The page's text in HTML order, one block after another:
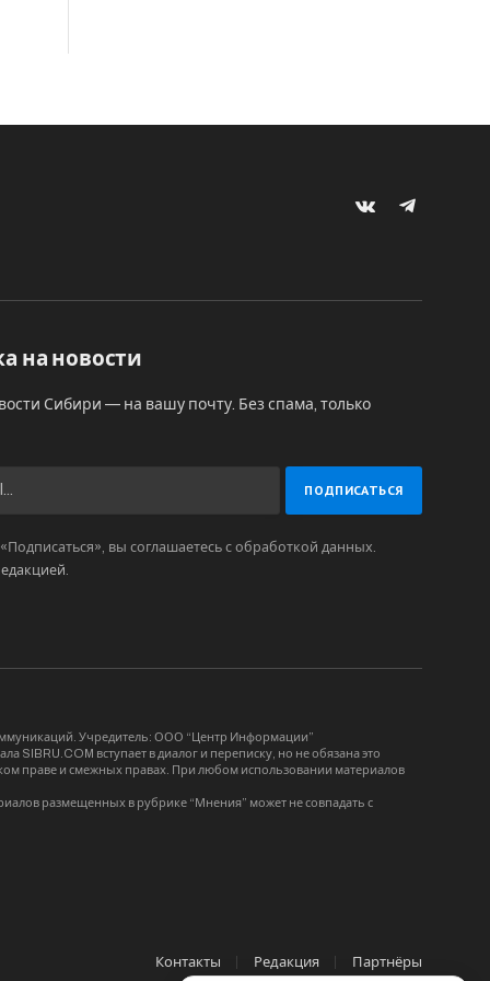
VKontakteTelegram
на новости
Сибири — на вашу почту. Без спама, только
вы соглашаетесь с обработкой данных.
.
Учредитель: ООО “Центр Информации”
SIBRU.COM вступает в диалог и переписку, но не обязана это
праве и смежных правах. При любом использовании материалов
размещенных в рубрике “Мнения” может не совпадать с
Контакты Редакция Партнёры